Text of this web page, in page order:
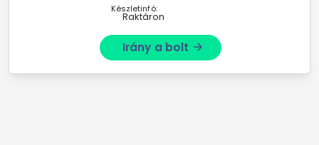
Készletinfó:
Raktáron
Irány a bolt arrow_forward